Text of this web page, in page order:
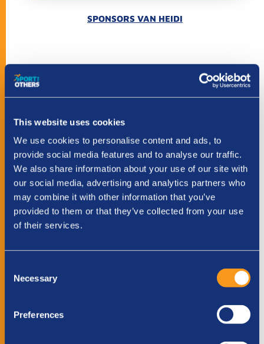
This website uses cookies
We use cookies to personalise content and ads, to
provide social media features and to analyse our traffic.
We also share information about your use of our site with
our social media, advertising and analytics partners who
may combine it with other information that you’ve
provided to them or that they’ve collected from your use
of their services.
Selection
Necessary
Preferences
SPONSORS VAN HEIDI
Gegevens van Heidi
Uitdaging: wandelen
Afstand: 23 KM
Streefbedrag: €1.000,00
Steun Heidi
33%